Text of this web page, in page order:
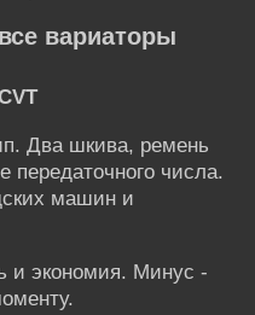
вариаторы
Два шкива, ремень
передаточного числа.
машин и
и экономия. Минус -